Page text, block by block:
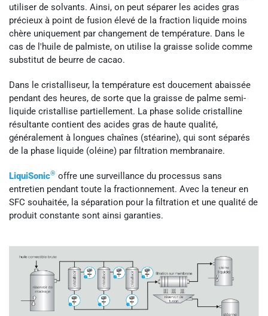
utiliser de solvants. Ainsi, on peut séparer les acides gras
précieux à point de fusion élevé de la fraction liquide moins
chère uniquement par changement de température. Dans le
cas de l'huile de palmiste, on utilise la graisse solide comme
substitut de beurre de cacao.
Dans le cristalliseur, la température est doucement abaissée
pendant des heures, de sorte que la graisse de palme semi-
liquide cristallise partiellement. La phase solide cristalline
résultante contient des acides gras de haute qualité,
généralement à longues chaînes (stéarine), qui sont séparés
de la phase liquide (oléine) par filtration membranaire.
LiquiSonic® offre une surveillance du processus sans
entretien pendant toute la fractionnement. Avec la teneur en
SFC souhaitée, la séparation pour la filtration et une qualité de
produit constante sont ainsi garanties.